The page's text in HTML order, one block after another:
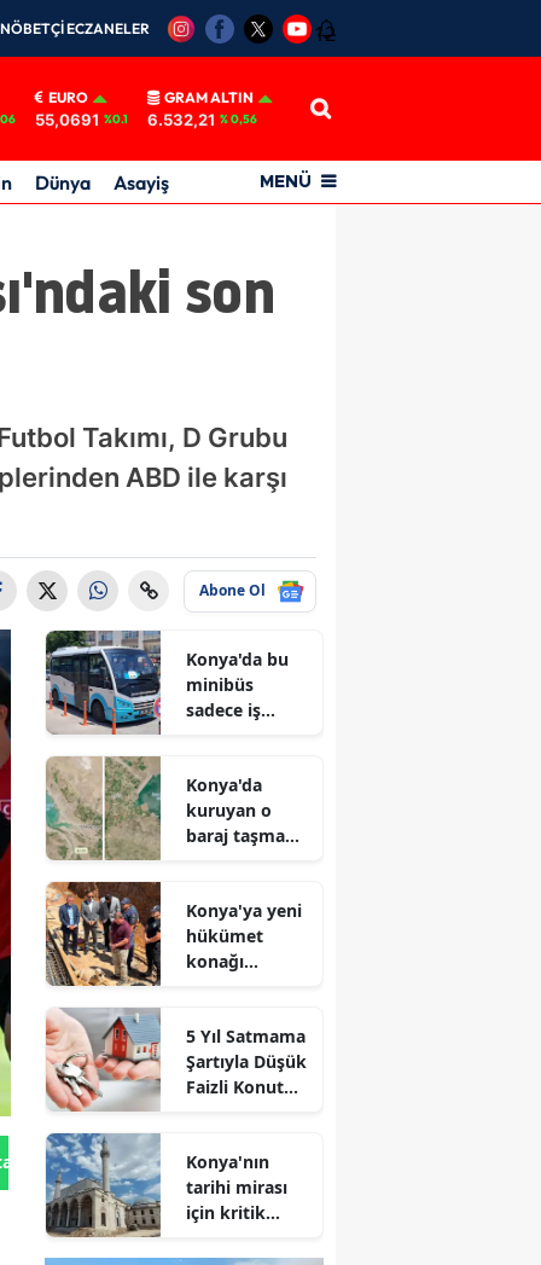
NÖBETÇİ ECZANELER 12
EURO
55,0691 %0.1
GRAM ALTIN
6.532,21 % 0,56
Dünya Asayiş MENÜ
son
Takımı, D Grubu
ABD ile karşı
Abone Ol
Gönder
Konya'da bu
minibüs
sadece iş
Konya'da
kuruyan o
baraj taşma
Konya'ya yeni
hükümet
konağı
5 Yıl Satmama
Şartıyla Düşük
Faizli Konut
Konya'nın
tarihi mirası
için kritik